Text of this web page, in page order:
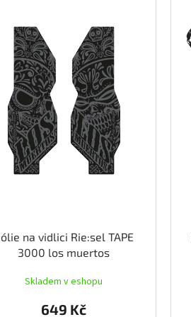
na vidlici Rie:sel TAPE
3000 los muertos
Skladem v eshopu
649 Kč